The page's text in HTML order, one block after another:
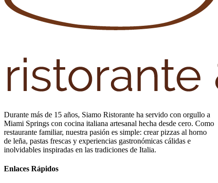
Durante más de 15 años, Siamo Ristorante ha servido con orgullo a
Miami Springs con cocina italiana artesanal hecha desde cero. Como
restaurante familiar, nuestra pasión es simple: crear pizzas al horno
de leña, pastas frescas y experiencias gastronómicas cálidas e
inolvidables inspiradas en las tradiciones de Italia.
Enlaces Rápidos